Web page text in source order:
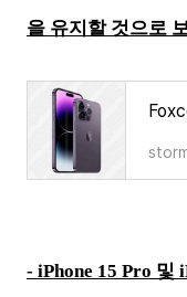
을 유지할 것으로
- iPhone 15 Pro 및